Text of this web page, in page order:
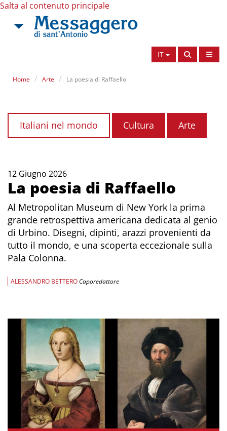
Salta al contenuto principale
IT
Home Arte La poesia di Raffaello
Italiani nel mondo Cultura Arte
12 Giugno 2026
La poesia di Raffaello
Al Metropolitan Museum di New York la prima
grande retrospettiva americana dedicata al genio
di Urbino. Disegni, dipinti, arazzi provenienti da
tutto il mondo, e una scoperta eccezionale sulla
Pala Colonna.
ALESSANDRO BETTEROCaporedattore